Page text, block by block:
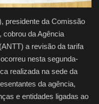
presidente da Comissão
cobrou da Agência
a revisão da tarifa
nesta segunda-
realizada na sede da
da agência,
e entidades ligadas ao